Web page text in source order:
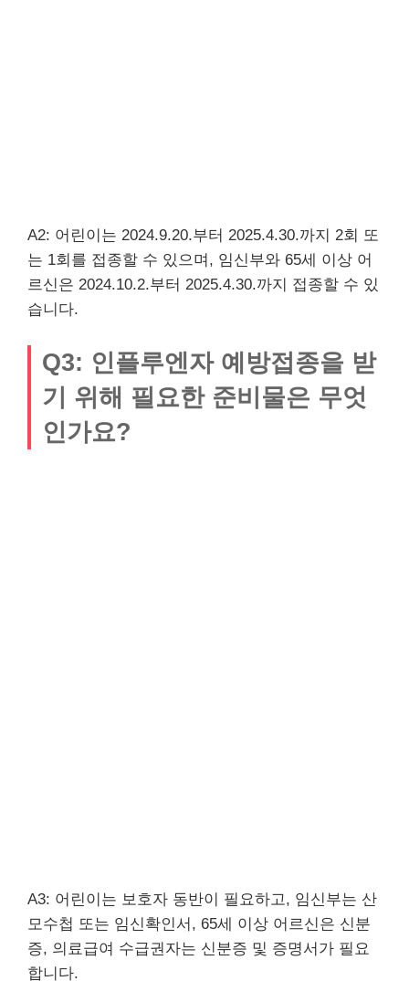
A2: 어린이는 2024.9.20.부터 2025.4.30.까지 2회 또
는 1회를 접종할 수 있으며, 임신부와 65세 이상 어
르신은 2024.10.2.부터 2025.4.30.까지 접종할 수 있
습니다.
Q3: 인플루엔자 예방접종을 받
기 위해 필요한 준비물은 무엇
인가요?
A3: 어린이는 보호자 동반이 필요하고, 임신부는 산
모수첩 또는 임신확인서, 65세 이상 어르신은 신분
증, 의료급여 수급권자는 신분증 및 증명서가 필요
합니다.